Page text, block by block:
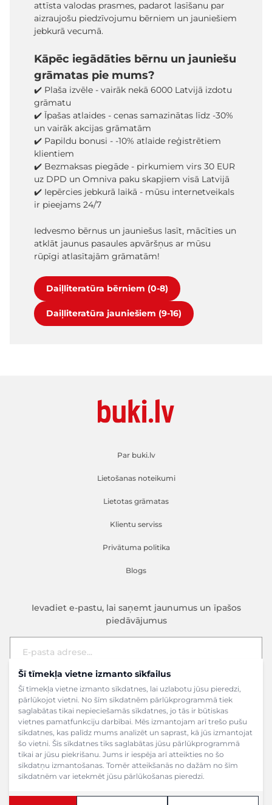
Šī tīmekļa vietne izmanto sīkfailus
Šī tīmekļa vietne izmanto sīkdatnes, lai uzlabotu jūsu pieredzi,
pārlūkojot vietni. No šīm sīkdatnēm pārlūkprogrammā tiek
saglabātas tikai nepieciešamās sīkdatnes, jo tās ir būtiskas
vietnes pamatfunkciju darbībai. Mēs izmantojam arī trešo pušu
sīkdatnes, kas palīdz mums analizēt un saprast, kā jūs izmantojat
šo vietni. Šīs sīkdatnes tiks saglabātas jūsu pārlūkprogrammā
tikai ar jūsu piekrišanu. Jums ir iespēja arī atteikties no šo
sīkdatņu izmantošanas. Tomēr atteikšanās no dažām no šīm
sīkdatnēm var ietekmēt jūsu pārlūkošanas pieredzi.
attīsta valodas prasmes, padarot lasīšanu par
aizraujošu piedzīvojumu bērniem un jauniešiem
jebkurā vecumā.
Kāpēc iegādāties bērnu un jauniešu
grāmatas pie mums?
✔️ Plaša izvēle - vairāk nekā 6000 Latvijā izdotu
grāmatu
✔️ Īpašas atlaides - cenas samazinātas līdz -30%
un vairāk akcijas grāmatām
✔️ Papildu bonusi - -10% atlaide reģistrētiem
klientiem
✔️ Bezmaksas piegāde - pirkumiem virs 30 EUR
uz DPD un Omniva paku skapjiem visā Latvijā
✔️ Iepērcies jebkurā laikā - mūsu internetveikals
ir pieejams 24/7
Iedvesmo bērnus un jauniešus lasīt, mācīties un
atklāt jaunus pasaules apvāršņus ar mūsu
rūpīgi atlasītajām grāmatām!
Daiļliteratūra bērniem (0-8)
Daiļliteratūra jauniešiem (9-16)
Par buki.lv
Lietošanas noteikumi
Lietotas grāmatas
Klientu serviss
Privātuma politika
Blogs
Ievadiet e-pastu, lai saņemt jaunumus un īpašos
piedāvājumus
E-pasta adrese
Pieteikties